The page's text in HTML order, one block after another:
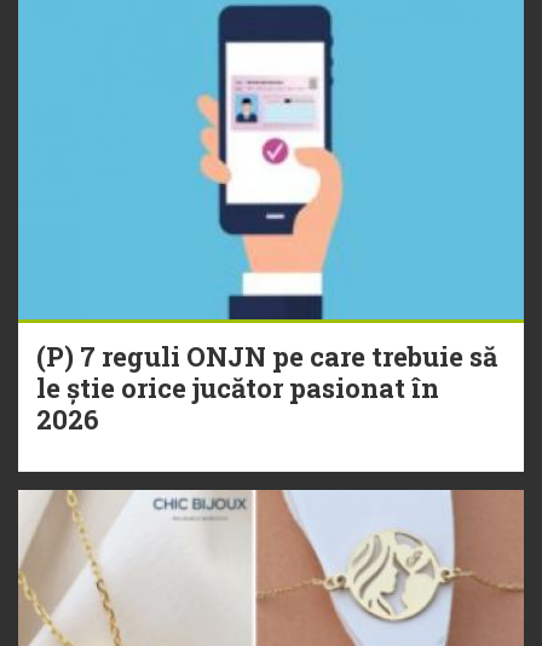
(P) 7 reguli ONJN pe care trebuie să
le știe orice jucător pasionat în
2026